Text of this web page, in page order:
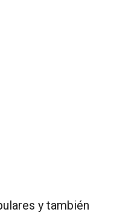
y también